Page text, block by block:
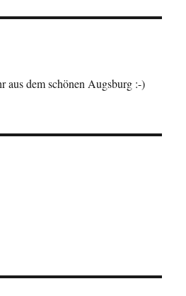
aus dem schönen Augsburg :-)